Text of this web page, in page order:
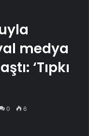
medya
‘Tıpkı
0 6